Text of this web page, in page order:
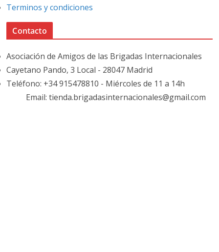
Terminos y condiciones
Contacto
Asociación de Amigos de las Brigadas Internacionales
Cayetano Pando, 3 Local - 28047 Madrid
Teléfono: +34 915478810 - Miércoles de 11 a 14h
Email: tienda.brigadasinternacionales@gmail.com